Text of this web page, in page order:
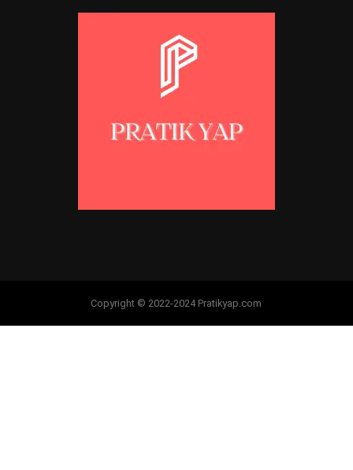
Copyright © 2022-2024 Pratikyap.com